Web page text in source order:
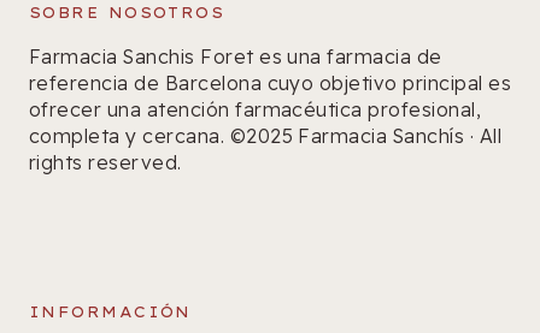
SOBRE NOSOTROS
Farmacia Sanchis Foret es una farmacia de
referencia de Barcelona cuyo objetivo principal es
ofrecer una atención farmacéutica profesional,
completa y cercana. ©2025 Farmacia Sanchís · All
rights reserved.
INFORMACIÓN